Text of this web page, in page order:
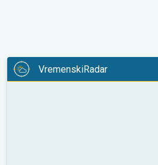
VremenskiRadar